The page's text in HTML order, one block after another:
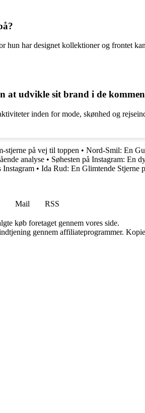
har designet kollektioner og frontet
at udvikle sit brand i de
inden for mode, skønhed og
stjerne på vej til toppen • Nord-Smil: En
analyse • Søhesten på Instagram: En
Instagram • Ida Rud: En Glimtende Stjerne
Mail
RSS
køb foretaget gennem vores side.
gennem affiliateprogrammer.